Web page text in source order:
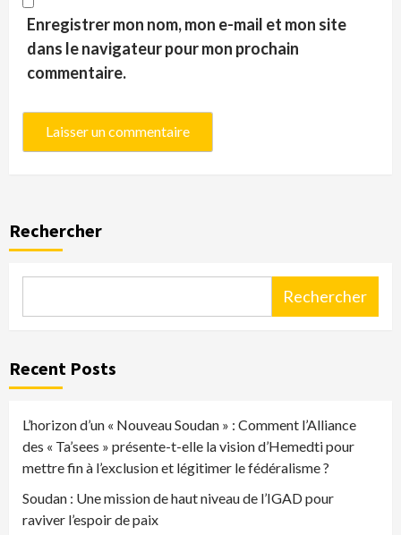
Enregistrer mon nom, mon e-mail et mon site
dans le navigateur pour mon prochain
commentaire.
Rechercher
Rechercher
Recent Posts
L’horizon d’un « Nouveau Soudan » : Comment l’Alliance
des « Ta’sees » présente-t-elle la vision d’Hemedti pour
mettre fin à l’exclusion et légitimer le fédéralisme ?
Soudan : Une mission de haut niveau de l’IGAD pour
raviver l’espoir de paix